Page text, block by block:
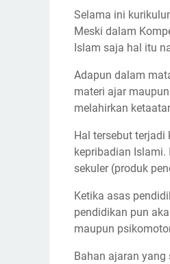
Selama ini
Meski dalam
Islam saja hal itu
Adapun dalam
materi ajar
melahirkan
Hal tersebut
kepribadian Islami.
sekuler (produk
Ketika asas
pendidikan pun
maupun
Bahan ajaran